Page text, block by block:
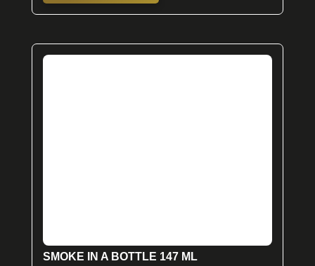
SMOKE IN A BOTTLE 147 ML